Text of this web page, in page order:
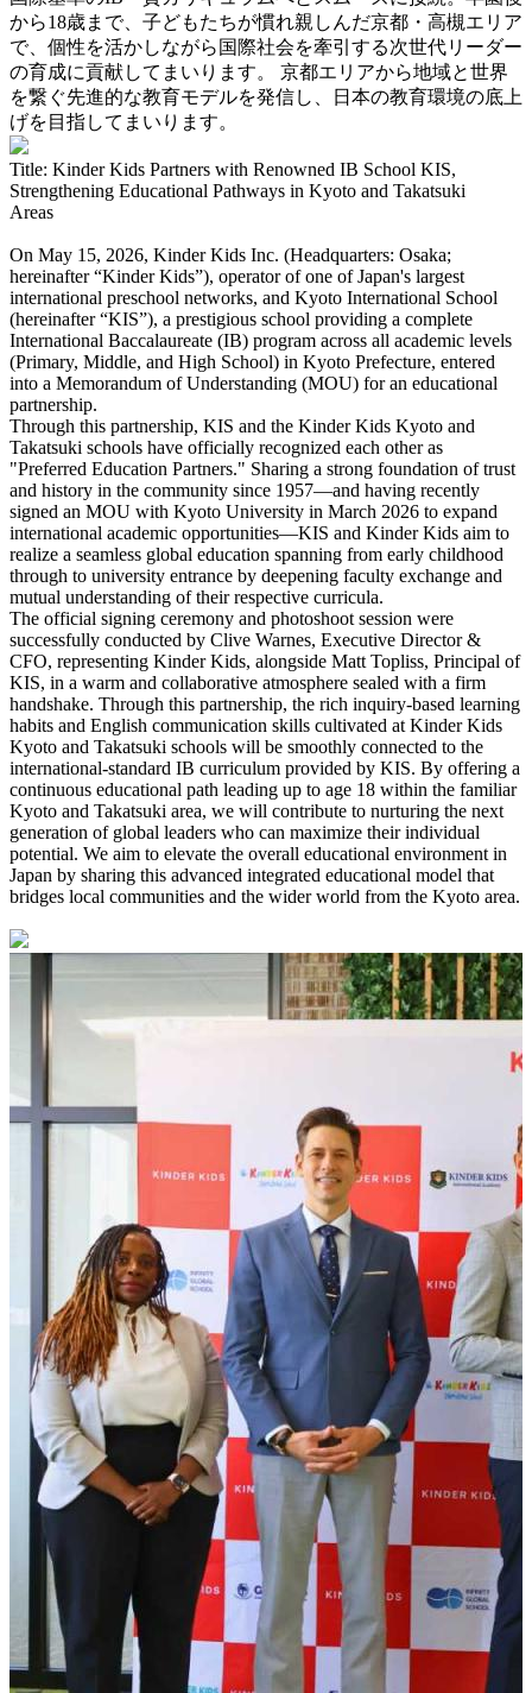
から18歳まで、子どもたちが慣れ親しんだ京都・高槻エリア
で、個性を活かしながら国際社会を牽引する次世代リーダー
の育成に貢献してまいります。 京都エリアから地域と世界
を繋ぐ先進的な教育モデルを発信し、日本の教育環境の底上
げを目指してまいります。
Title: Kinder Kids Partners with Renowned IB School KIS,
Strengthening Educational Pathways in Kyoto and Takatsuki
Areas
On May 15, 2026, Kinder Kids Inc. (Headquarters: Osaka;
hereinafter “Kinder Kids”), operator of one of Japan's largest
international preschool networks, and Kyoto International School
(hereinafter “KIS”), a prestigious school providing a complete
International Baccalaureate (IB) program across all academic levels
(Primary, Middle, and High School) in Kyoto Prefecture, entered
into a Memorandum of Understanding (MOU) for an educational
partnership.
Through this partnership, KIS and the Kinder Kids Kyoto and
Takatsuki schools have officially recognized each other as
"Preferred Education Partners." Sharing a strong foundation of trust
and history in the community since 1957—and having recently
signed an MOU with Kyoto University in March 2026 to expand
international academic opportunities—KIS and Kinder Kids aim to
realize a seamless global education spanning from early childhood
through to university entrance by deepening faculty exchange and
mutual understanding of their respective curricula.
The official signing ceremony and photoshoot session were
successfully conducted by Clive Warnes, Executive Director &
CFO, representing Kinder Kids, alongside Matt Topliss, Principal of
KIS, in a warm and collaborative atmosphere sealed with a firm
handshake. Through this partnership, the rich inquiry-based learning
habits and English communication skills cultivated at Kinder Kids
Kyoto and Takatsuki schools will be smoothly connected to the
international-standard IB curriculum provided by KIS. By offering a
continuous educational path leading up to age 18 within the familiar
Kyoto and Takatsuki area, we will contribute to nurturing the next
generation of global leaders who can maximize their individual
potential. We aim to elevate the overall educational environment in
Japan by sharing this advanced integrated educational model that
bridges local communities and the wider world from the Kyoto area.